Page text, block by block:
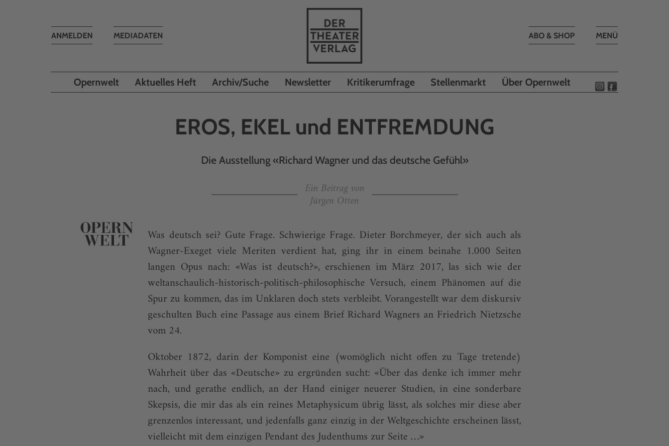
Toggle
MENÜ
ABO & SHOP
MEDIADATEN
Toggle
ANMELDEN
Opernwelt Aktuelles Heft Archiv/Suche Newsletter Kritikerumfrage Stellenmarkt Über Opernwelt
EROS, EKEL und ENTFREMDUNG
Die Ausstellung «Richard Wagner und das deutsche Gefühl»
Ein Beitrag von
Jürgen Otten
Was deutsch sei? Gute Frage. Schwierige Frage. Dieter Borchmeyer, der sich auch als
Wagner-Exeget viele Meriten verdient hat, ging ihr in einem beinahe 1.000 Seiten
langen Opus nach: «Was ist deutsch?», erschienen im März 2017, las sich wie der
weltanschaulich-historisch-politisch-philosophische Versuch, einem Phänomen auf die
Spur zu kommen, das im Unklaren doch stets verbleibt. Vorangestellt war dem diskursiv
geschulten Buch eine Passage aus einem Brief Richard Wagners an Friedrich Nietzsche
vom 24.
Oktober 1872, darin der Komponist eine (womöglich nicht offen zu Tage tretende)
Wahrheit über das «Deutsche» zu ergründen sucht: «Über das denke ich immer mehr
nach, und gerathe endlich, an der Hand einiger neuerer Studien, in eine sonderbare
Skepsis, die mir das als ein reines Metaphysicum übrig lässt, als solches mir diese aber
grenzenlos interessant, und jedenfalls ganz einzig in der Weltgeschichte erscheinen lässt,
vielleicht mit dem einzigen Pendant des Judenthums zur Seite …»